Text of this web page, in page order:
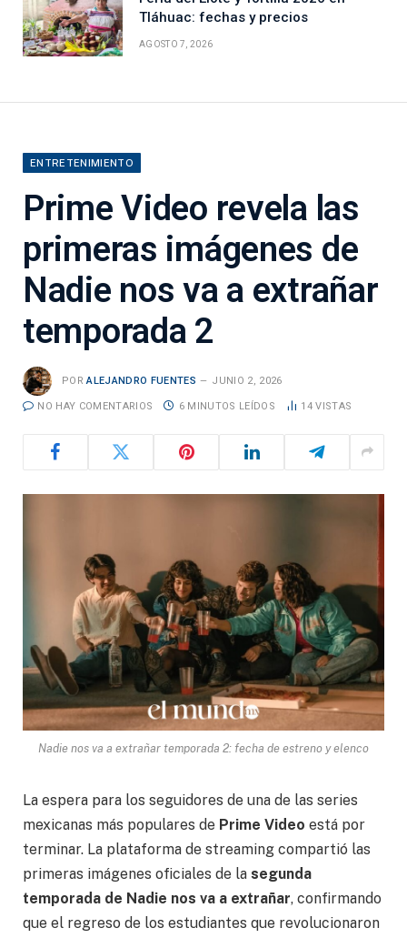
Tláhuac: fechas y precios
AGOSTO 7, 2026
ENTRETENIMIENTO
Prime Video revela las
primeras imágenes de
Nadie nos va a extrañar
temporada 2
POR ALEJANDRO FUENTES JUNIO 2, 2026
NO HAY COMENTARIOS 6 MINUTOS LEÍDOS 14VISTAS
Nadie nos va a extrañar temporada 2: fecha de estreno y elenco
La espera para los seguidores de una de las series
mexicanas más populares de Prime Video está por
terminar. La plataforma de streaming compartió las
primeras imágenes oficiales de la segunda
temporada de Nadie nos va a extrañar, confirmando
que el regreso de los estudiantes que revolucionaron